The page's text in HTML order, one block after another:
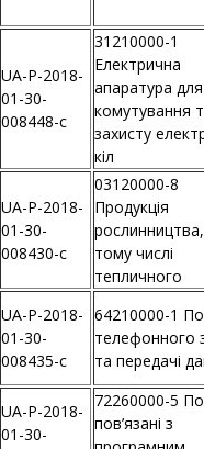
UA-P-2018-
01-30-
008448-c
31210000-1
Електрична
апаратура для
комутування
захисту
кіл
UA-P-2018-
01-30-
008430-c
03120000-8
Продукція
тому числі
тепличного
UA-P-2018-
01-30-
008435-c
64210000-1
телефонного
та передачі
UA-P-2018-
01-30-
72260000-5
пов’язані з